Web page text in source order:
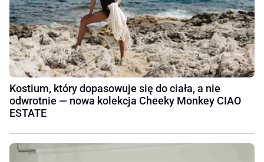
Kostium, który dopasowuje się do ciała, a nie
odwrotnie — nowa kolekcja Cheeky Monkey CIAO
ESTATE